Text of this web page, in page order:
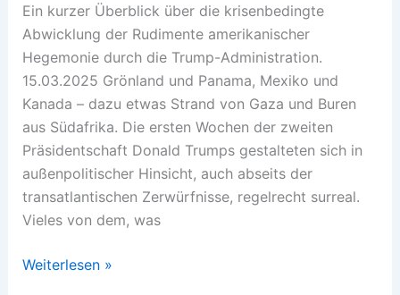
Ein kurzer Überblick über die krisenbedingte
Abwicklung der Rudimente amerikanischer
Hegemonie durch die Trump-Administration.
15.03.2025 Grönland und Panama, Mexiko und
Kanada – dazu etwas Strand von Gaza und Buren
aus Südafrika. Die ersten Wochen der zweiten
Präsidentschaft Donald Trumps gestalteten sich in
außenpolitischer Hinsicht, auch abseits der
transatlantischen Zerwürfnisse, regelrecht surreal.
Vieles von dem, was
Alles
Weiterlesen »